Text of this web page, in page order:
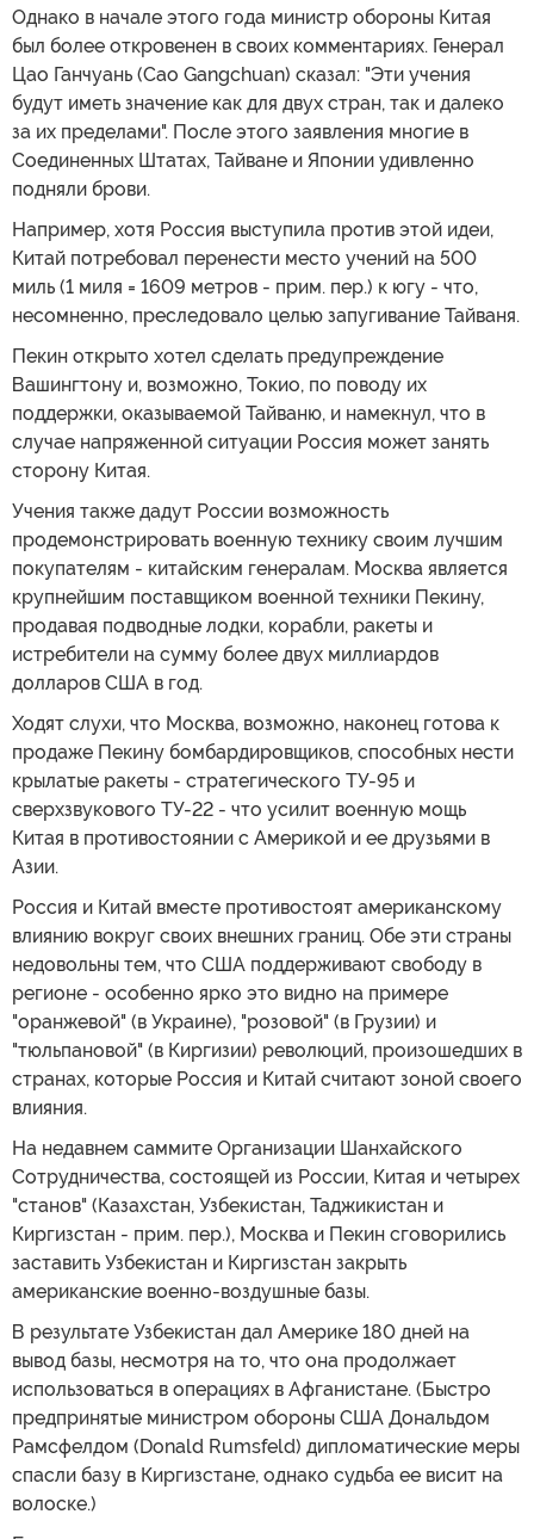
Однако в начале этого года министр обороны Китая
был более откровенен в своих комментариях. Генерал
Цао Ганчуань (Cao Gangchuan) сказал: "Эти учения
будут иметь значение как для двух стран, так и далеко
за их пределами". После этого заявления многие в
Соединенных Штатах, Тайване и Японии удивленно
подняли брови.
Например, хотя Россия выступила против этой идеи,
Китай потребовал перенести место учений на 500
миль (1 миля = 1609 метров - прим. пер.) к югу - что,
несомненно, преследовало целью запугивание Тайваня.
Пекин открыто хотел сделать предупреждение
Вашингтону и, возможно, Токио, по поводу их
поддержки, оказываемой Тайваню, и намекнул, что в
случае напряженной ситуации Россия может занять
сторону Китая.
Учения также дадут России возможность
продемонстрировать военную технику своим лучшим
покупателям - китайским генералам. Москва является
крупнейшим поставщиком военной техники Пекину,
продавая подводные лодки, корабли, ракеты и
истребители на сумму более двух миллиардов
долларов США в год.
Ходят слухи, что Москва, возможно, наконец готова к
продаже Пекину бомбардировщиков, способных нести
крылатые ракеты - стратегического ТУ-95 и
сверхзвукового ТУ-22 - что усилит военную мощь
Китая в противостоянии с Америкой и ее друзьями в
Азии.
Россия и Китай вместе противостоят американскому
влиянию вокруг своих внешних границ. Обе эти страны
недовольны тем, что США поддерживают свободу в
регионе - особенно ярко это видно на примере
"оранжевой" (в Украине), "розовой" (в Грузии) и
"тюльпановой" (в Киргизии) революций, произошедших в
странах, которые Россия и Китай считают зоной своего
влияния.
На недавнем саммите Организации Шанхайского
Сотрудничества, состоящей из России, Китая и четырех
"станов" (Казахстан, Узбекистан, Таджикистан и
Киргизстан - прим. пер.), Москва и Пекин сговорились
заставить Узбекистан и Киргизстан закрыть
американские военно-воздушные базы.
В результате Узбекистан дал Америке 180 дней на
вывод базы, несмотря на то, что она продолжает
использоваться в операциях в Афганистане. (Быстро
предпринятые министром обороны США Дональдом
Рамсфелдом (Donald Rumsfeld) дипломатические меры
спасли базу в Киргизстане, однако судьба ее висит на
волоске.)